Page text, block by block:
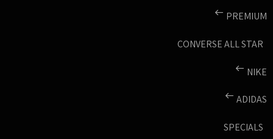
PREMIUM
CONVERSE ALL STAR
NIKE
ADIDAS
SPECIALS